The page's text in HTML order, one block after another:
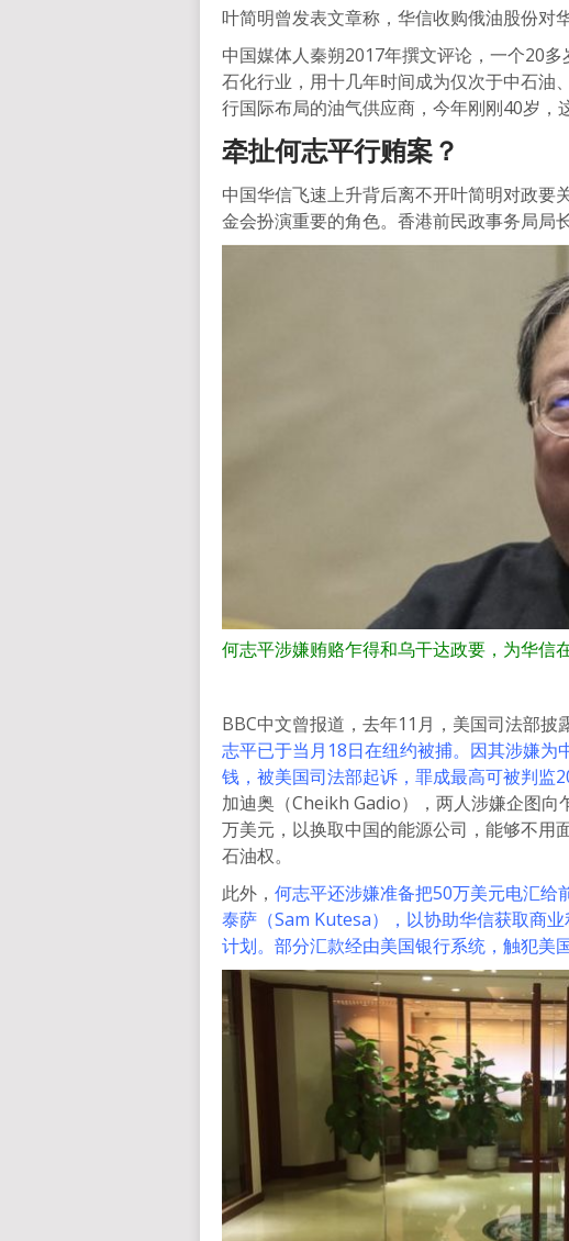
叶简明曾发表文章称，华信收购俄油股份对
中国媒体人秦朔2017年撰文评论，一个20
石化行业，用十几年时间成为仅次于中石油
行国际布局的油气供应商，今年刚刚40岁，
牵扯何志平行贿案？
中国华信飞速上升背后离不开叶简明对政要
金会扮演重要的角色。香港前民政事务局局
何志平涉嫌贿赂乍得和乌干达政要，为华信
BBC中文曾报道，去年11月，美国司法部披
志平已于当月18日在纽约被捕。因其涉嫌
钱，被美国司法部起诉，罪成最高可被判监
加迪奥（Cheikh Gadio），两人涉嫌企图
万美元，以换取中国的能源公司，能够不用
石油权。
此外， 何志平还涉嫌准备把50万美元电汇给
泰萨（Sam Kutesa），以协助华信获取商
计划。部分汇款经由美国银行系统，触犯美